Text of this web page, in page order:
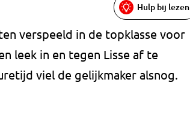
Hulp bij lezen
verspeeld in de topklasse voor
leek in en tegen Lisse af te
viel de gelijkmaker alsnog.